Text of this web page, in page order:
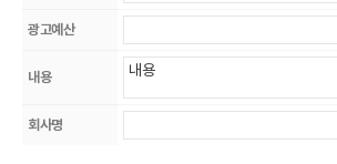
광고예산
내용
회사명